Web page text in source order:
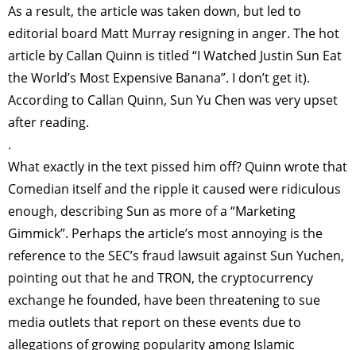
As a result, the article was taken down, but led to
editorial board Matt Murray resigning in anger. The hot
article by Callan Quinn is titled “I Watched Justin Sun Eat
the World’s Most Expensive Banana”. I don’t get it).
According to Callan Quinn, Sun Yu Chen was very upset
after reading.
.
What exactly in the text pissed him off? Quinn wrote that
Comedian itself and the ripple it caused were ridiculous
enough, describing Sun as more of a “Marketing
Gimmick”. Perhaps the article’s most annoying is the
reference to the SEC’s fraud lawsuit against Sun Yuchen,
pointing out that he and TRON, the cryptocurrency
exchange he founded, have been threatening to sue
media outlets that report on these events due to
allegations of growing popularity among Islamic